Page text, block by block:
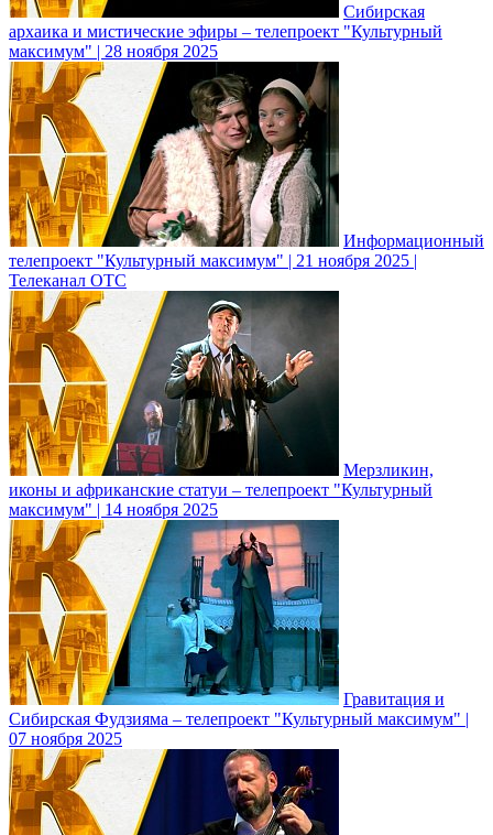
Сибирская
архаика и мистические эфиры – телепроект "Культурный
максимум" | 28 ноября 2025
Информационный
телепроект "Культурный максимум" | 21 ноября 2025 |
Телеканал ОТС
Мерзликин,
иконы и африканские статуи – телепроект "Культурный
максимум" | 14 ноября 2025
Гравитация и
Сибирская Фудзияма – телепроект "Культурный максимум" |
07 ноября 2025